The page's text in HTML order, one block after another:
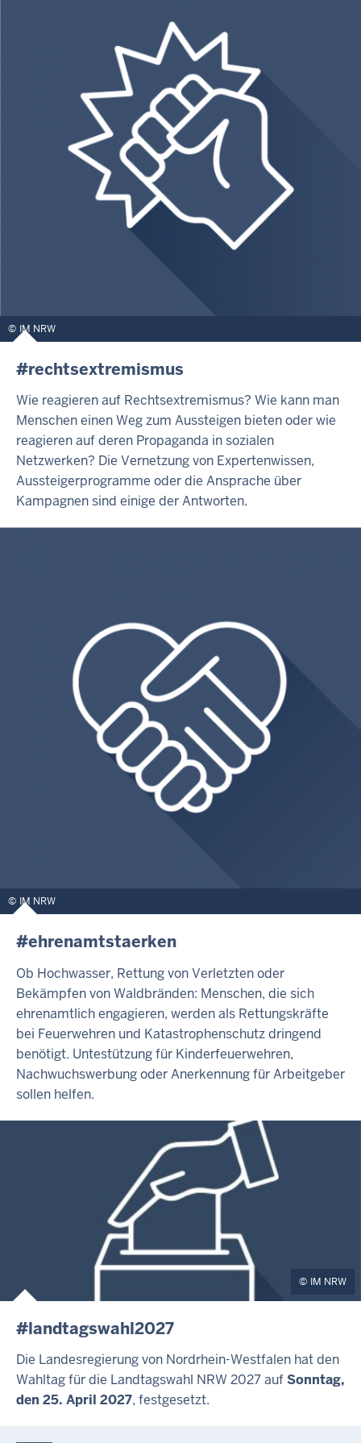
IM NRW
#rechtsextremismus
Wie reagieren auf Rechtsextremismus? Wie kann man
Menschen einen Weg zum Aussteigen bieten oder wie
reagieren auf deren Propaganda in sozialen
Netzwerken? Die Vernetzung von Expertenwissen,
Aussteigerprogramme oder die Ansprache über
Kampagnen sind einige der Antworten.
IM NRW
#ehrenamtstaerken
Ob Hochwasser, Rettung von Verletzten oder
Bekämpfen von Waldbränden: Menschen, die sich
ehrenamtlich engagieren, werden als Rettungskräfte
bei Feuerwehren und Katastrophenschutz dringend
benötigt. Untestützung für Kinderfeuerwehren,
Nachwuchswerbung oder Anerkennung für Arbeitgeber
sollen helfen.
IM NRW
#landtagswahl2027
Die Landesregierung von Nordrhein-Westfalen hat den
Wahltag für die Landtagswahl NRW 2027 aufSonntag,
den 25. April 2027, festgesetzt.